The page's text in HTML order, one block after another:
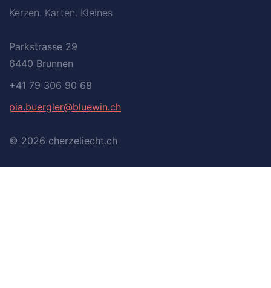
Kerzen. Karten. Kleines
Parkstrasse 29
6440 Brunnen
+41 79 306 90 68
pia.buergler@bluewin.ch
© 2026 cherzeliecht.ch